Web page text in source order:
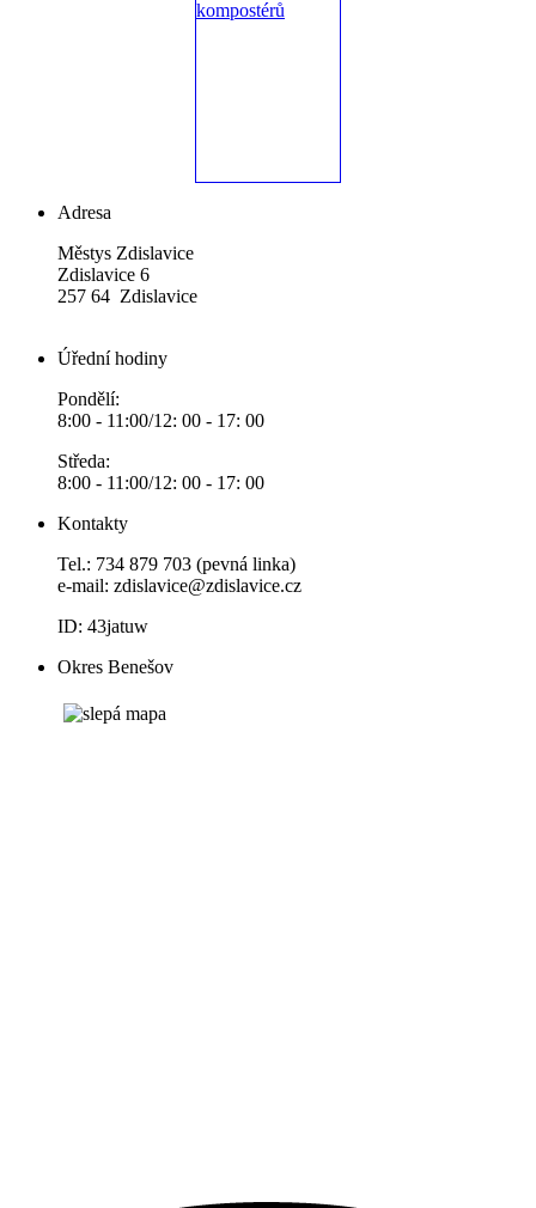
Adresa
Městys Zdislavice
Zdislavice 6
257 64 Zdislavice
Úřední hodiny
Pondělí:
8:00 - 11:00/12: 00 - 17: 00
Středa:
8:00 - 11:00/12: 00 - 17: 00
Kontakty
Tel.: 734 879 703 (pevná linka)
e-mail: zdislavice@zdislavice.cz
ID: 43jatuw
Okres Benešov